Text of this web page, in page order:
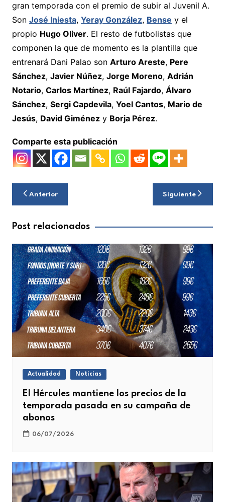
gran temporada con el premio de subir al Juvenil A.
Son José Iniesta, Yeray González, Bense y el
propio Hugo Oliver. El resto de futbolistas que
componen la que de momento es la plantilla que
entrenará Dani Palao son Arturo Areste, Pere
Sánchez, Javier Núñez, Jorge Moreno, Adrián
Notario, Carlos Martínez, Raúl Fajardo, Álvaro
Sánchez, Sergi Capdevila, Yoel Cantos, Mario de
Jesús, David Giménezy Borja Pérez.
Comparte esta publicación
Navegación
de
entradas
Anterior Siguiente
Post relacionados
Actualidad Noticias
El Hércules mantiene los precios de la
temporada pasada en su campaña de
abonos
06/07/2026